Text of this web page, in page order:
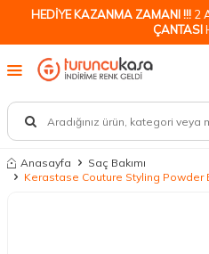
HEDİYE KAZANMA ZAMANI !!! 2
ÇANTASI
Anasayfa
Saç Bakımı
Kerastase Couture Styling Powder